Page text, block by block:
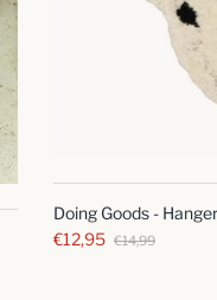
Doing Goods -
€12,95 €14,99